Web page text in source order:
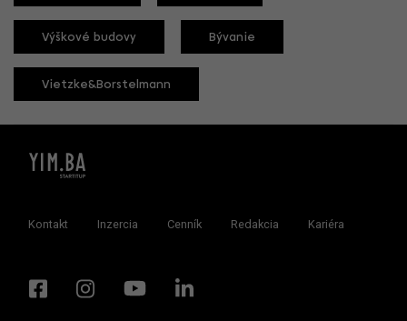
Výškové budovy Bývanie
Vietzke&Borstelmann
Kontakt Inzercia Cenník Redakcia Kariéra